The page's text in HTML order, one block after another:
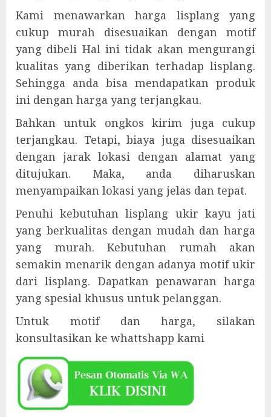
Kami menawarkan harga lisplang yang
cukup murah disesuaikan dengan motif
yang dibeli Hal ini tidak akan mengurangi
kualitas yang diberikan terhadap lisplang.
Sehingga anda bisa mendapatkan produk
ini dengan harga yang terjangkau.
Bahkan untuk ongkos kirim juga cukup
terjangkau. Tetapi, biaya juga disesuaikan
dengan jarak lokasi dengan alamat yang
ditujukan. Maka, anda diharuskan
menyampaikan lokasi yang jelas dan tepat.
Penuhi kebutuhan lisplang ukir kayu jati
yang berkualitas dengan mudah dan harga
yang murah. Kebutuhan rumah akan
semakin menarik dengan adanya motif ukir
dari lisplang. Dapatkan penawaran harga
yang spesial khusus untuk pelanggan.
Untuk motif dan harga, silakan
konsultasikan ke whattshapp kami